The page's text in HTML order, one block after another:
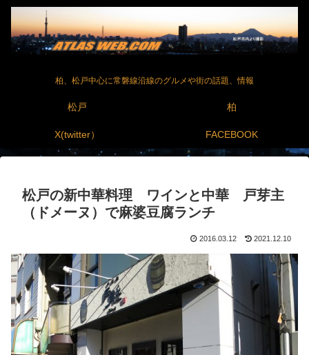
柏、松戸中心に常磐線沿線のグルメや街の話題、情報
松戸 柏
X(twitter） FACEBOOK
松戸の新中華料理 ワインと中華 戸芽主
（ドメーヌ）で麻婆豆腐ランチ
2016.03.12 2021.12.10